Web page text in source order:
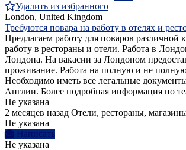
Удалить из избранного
London, United Kingdom
Требуются повара на работу в отелях и
Предлагаем работу для поваров различной
работу в рестораны и отели. Работа в
Лондона. На вакасии за Лондоном
проживание. Работа на полную и не полную
Необходимо иметь все легальные
Англии. Более подробная информация по
Не указана
2 месяцев назад Отели, рестораны,
Не указана
Написать
Не указана